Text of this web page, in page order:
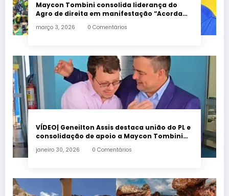
Maycon Tombini consolida liderança do
Agro de direita em manifestação “Acorda
março 3, 2026 0 Comentários
VÍDEO| Geneilton Assis destaca união do PL e
consolidação de apoio a Maycon Tombini
janeiro 30, 2026 0 Comentários